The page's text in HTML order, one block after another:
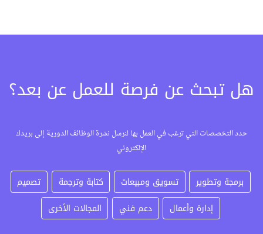
هل تبحث عن فرصة للعمل عن بعد؟
حدد التخصصات التي ترغب في العمل بها لنرسل نشرة الوظائف الدورية إلى بريدك
الإلكتروني
برمجة وتطوير تسويق ومبيعات كتابة وترجمة
تصميم
إدارة وأعمال
دعم فني المجالات الأخرى